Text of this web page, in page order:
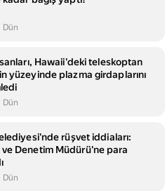
Dün
Hawaii'deki teleskoptan
yüzeyinde plazma girdaplarını
Dün
rüşvet iddiaları:
ve Denetim Müdürü'ne para
Dün